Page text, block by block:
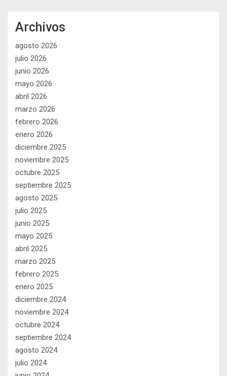
Archivos
agosto 2026
julio 2026
junio 2026
mayo 2026
abril 2026
marzo 2026
febrero 2026
enero 2026
diciembre 2025
noviembre 2025
octubre 2025
septiembre 2025
agosto 2025
julio 2025
junio 2025
mayo 2025
abril 2025
marzo 2025
febrero 2025
enero 2025
diciembre 2024
noviembre 2024
octubre 2024
septiembre 2024
agosto 2024
julio 2024